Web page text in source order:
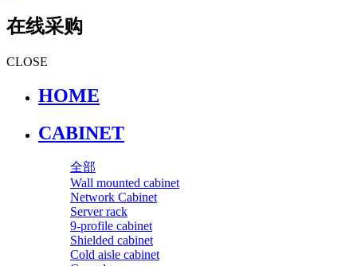
在线采购
CLOSE
HOME
CABINET
全部
Wall mounted cabinet
Network Cabinet
Server rack
9-profile cabinet
Shielded cabinet
Cold aisle cabinet